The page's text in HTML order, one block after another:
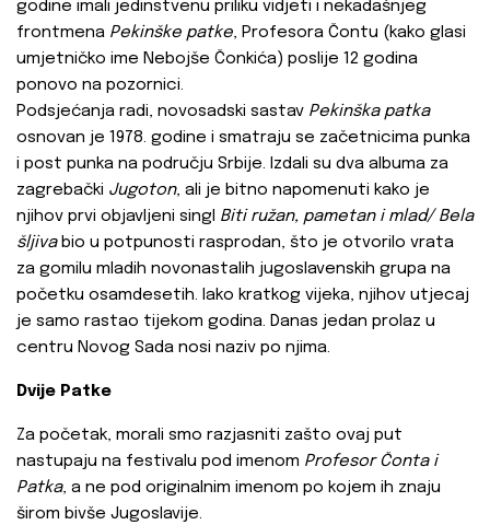
godine imali jedinstvenu priliku vidjeti i nekadašnjeg
frontmena Pekinške patke, Profesora Čontu (kako glasi
umjetničko ime Nebojše Čonkića) poslije 12 godina
ponovo na pozornici.
Podsjećanja radi, novosadski sastav Pekinška patka
osnovan je 1978. godine i smatraju se začetnicima punka
i post punka na području Srbije. Izdali su dva albuma za
zagrebački Jugoton, ali je bitno napomenuti kako je
njihov prvi objavljeni singl Biti ružan, pametan i mlad/ Bela
šljivabio u potpunosti rasprodan, što je otvorilo vrata
za gomilu mladih novonastalih jugoslavenskih grupa na
početku osamdesetih. Iako kratkog vijeka, njihov utjecaj
je samo rastao tijekom godina. Danas jedan prolaz u
centru Novog Sada nosi naziv po njima.
Dvije Patke
Za početak, morali smo razjasniti zašto ovaj put
nastupaju na festivalu pod imenom Profesor Čonta i
Patka, a ne pod originalnim imenom po kojem ih znaju
širom bivše Jugoslavije.